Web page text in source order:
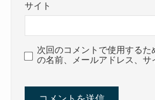
サイト
次回のコメントで使用するた
の名前、メールアドレス、サ